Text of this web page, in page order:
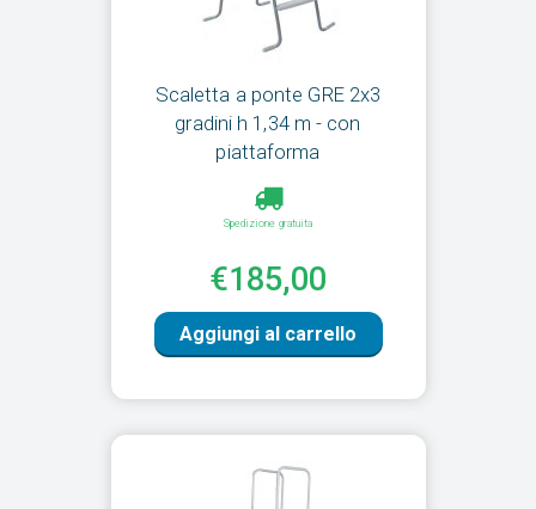
Scaletta a ponte GRE 2x3
gradini h 1,34 m - con
piattaforma
Spedizione gratuita
€185,00
Aggiungi al carrello